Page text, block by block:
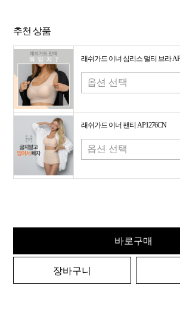
추천 상품
래쉬가드 이너 심리스 멀티 브라
래쉬가드 이너 팬티 AP1276CN
바로구매
장바구니